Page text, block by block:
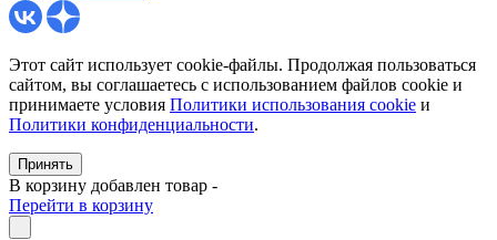
Этот сайт использует cookie-файлы. Продолжая пользоваться
сайтом, вы соглашаетесь с использованием файлов cookie и
принимаете условия Политики использования cookie и
Политики конфиденциальности.
Принять
В корзину добавлен товар -
Перейти в корзину